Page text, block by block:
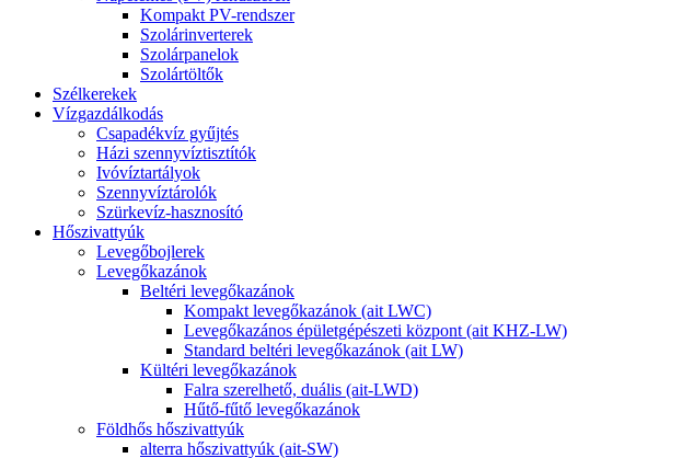
Kompakt PV-rendszer
Szolárinverterek
Szolárpanelok
Szolártöltők
Szélkerekek
Vízgazdálkodás
Csapadékvíz gyűjtés
Házi szennyvíztisztítók
Ivóvíztartályok
Szennyvíztárolók
Szürkevíz-hasznosító
Hőszivattyúk
Levegőbojlerek
Levegőkazánok
Beltéri levegőkazánok
Kompakt levegőkazánok (ait LWC)
Levegőkazános épületgépészeti központ (ait KHZ-LW)
Standard beltéri levegőkazánok (ait LW)
Kültéri levegőkazánok
Falra szerelhető, duális (ait-LWD)
Hűtő-fűtő levegőkazánok
Földhős hőszivattyúk
alterra hőszivattyúk (ait-SW)